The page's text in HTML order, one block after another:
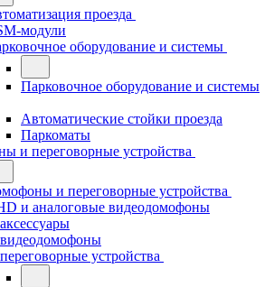
проезда
модули
оборудование и системы
Парковочное оборудование и системы
Автоматические стойки проезда
Паркоматы
и переговорные устройства
и переговорные устройства
и аналоговые видеодомофоны
устройства